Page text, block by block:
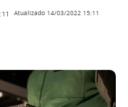
Atualizado 14/03/2022 15:11